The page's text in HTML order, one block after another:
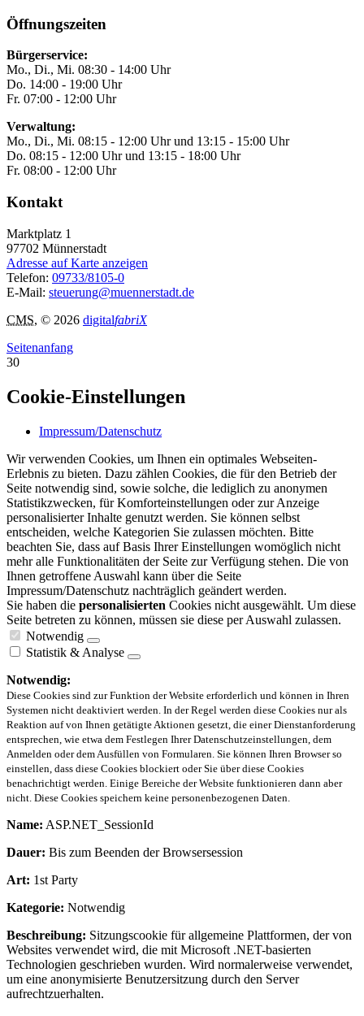
Öffnungszeiten
Bürgerservice:
Mo., Di., Mi. 08:30 - 14:00 Uhr
Do. 14:00 - 19:00 Uhr
Fr. 07:00 - 12:00 Uhr
Verwaltung:
Mo., Di., Mi. 08:15 - 12:00 Uhr und 13:15 - 15:00 Uhr
Do. 08:15 - 12:00 Uhr und 13:15 - 18:00 Uhr
Fr. 08:00 - 12:00 Uhr
Kontakt
Marktplatz 1
97702 Münnerstadt
Adresse auf Karte anzeigen
Telefon: 09733/8105-0
E-Mail: steuerung@muennerstadt.de
CMS, © 2026 digitalfabriX
Seitenanfang
30
Cookie-Einstellungen
Impressum/Datenschutz
Wir verwenden Cookies, um Ihnen ein optimales Webseiten-
Erlebnis zu bieten. Dazu zählen Cookies, die für den Betrieb der
Seite notwendig sind, sowie solche, die lediglich zu anonymen
Statistikzwecken, für Komforteinstellungen oder zur Anzeige
personalisierter Inhalte genutzt werden. Sie können selbst
entscheiden, welche Kategorien Sie zulassen möchten. Bitte
beachten Sie, dass auf Basis Ihrer Einstellungen womöglich nicht
mehr alle Funktionalitäten der Seite zur Verfügung stehen. Die von
Ihnen getroffene Auswahl kann über die Seite
Impressum/Datenschutz nachträglich geändert werden.
Sie haben die personalisierten Cookies nicht ausgewählt. Um diese
Seite betreten zu können, müssen sie diese per Auswahl zulassen.
Notwendig
Statistik & Analyse
Notwendig:
Diese Cookies sind zur Funktion der Website erforderlich und können in Ihren
Systemen nicht deaktiviert werden. In der Regel werden diese Cookies nur als
Reaktion auf von Ihnen getätigte Aktionen gesetzt, die einer Dienstanforderung
entsprechen, wie etwa dem Festlegen Ihrer Datenschutzeinstellungen, dem
Anmelden oder dem Ausfüllen von Formularen. Sie können Ihren Browser so
einstellen, dass diese Cookies blockiert oder Sie über diese Cookies
benachrichtigt werden. Einige Bereiche der Website funktionieren dann aber
nicht. Diese Cookies speichern keine personenbezogenen Daten.
Name: ASP.NET_SessionId
Dauer: Bis zum Beenden der Browsersession
Art: 1st Party
Kategorie: Notwendig
Beschreibung: Sitzungscookie für allgemeine Plattformen, der von
Websites verwendet wird, die mit Microsoft .NET-basierten
Technologien geschrieben wurden. Wird normalerweise verwendet,
um eine anonymisierte Benutzersitzung durch den Server
aufrechtzuerhalten.